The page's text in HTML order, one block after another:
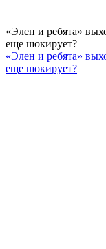
«Элен и ребята»
еще шокирует?
«Элен и ребята»
еще шокирует?